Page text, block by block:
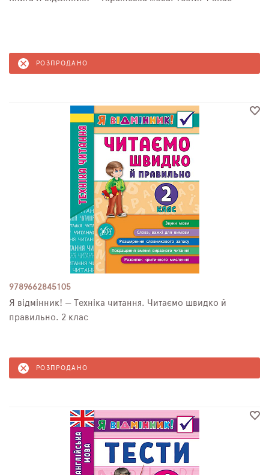
РОЗПРОДАНО
9789662845105
Я відмінник! — Техніка читання. Читаємо швидко й
правильно. 2 клас
РОЗПРОДАНО